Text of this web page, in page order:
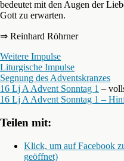
bedeutet mit den Augen der
Gott zu erwarten.
⇒ Reinhard Röhrner
Weitere Impulse
Liturgische Impulse
Segnung des Adventskranzes
16 Lj A Advent Sonntag 1 –
16 Lj A Advent Sonntag 1 –
Teilen mit:
Klick, um auf Facebook
geöffnet)